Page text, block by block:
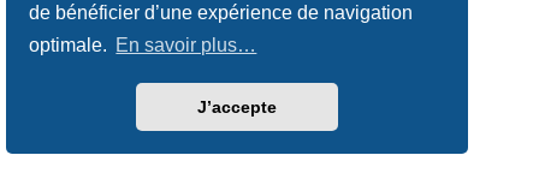
de bénéficier d’une expérience de navigation
optimale. En savoir plus…
J’accepte